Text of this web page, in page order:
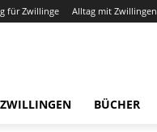
für Zwillinge Alltag mit Zwillingen
BÜCHER